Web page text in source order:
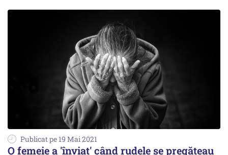
Publicat pe 19 Mai 2021
O femeie a 'înviat' când rudele se pregăteau